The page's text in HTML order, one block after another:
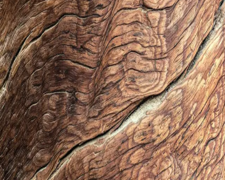
PfalzSaarlandSachsenSachsen-AnhaltSchleswig-HolsteinThüringen
Noch keine Treffer
Ändern Sie die Filter oder schauen Sie später noch einmal vorbei.
Holzbörse
Regionaler Holzmarktplatz für Stammholz, Schnittholz, Brennholz,
Edelholz und Maschinen. Aus der DACH-Region.
©2026Holzbörse · SVPG GmbH
Marktplatz
Anzeigen
Kategorien
Branchenbuch
Preise
Anzeige aufgeben